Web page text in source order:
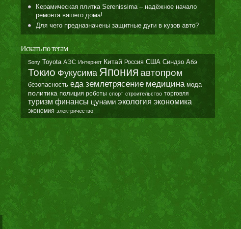
Керамическая плитка Serenissima – надёжное начало
ремонта вашего дома!
Для чего предназначены защитные дуги в кузов авто?
Искать по тегам
Sony Toyota АЭС Интернет Китай Россия США Синдзо Абэ
Токио Фукусима Япония автопром
безопасность еда землетрясение медицина мода
политика полиция роботы спорт строительство торговля
туризм финансы цунами экология экономика
экономия электричество